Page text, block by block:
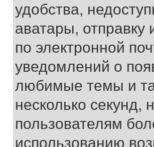
удобства,
аватары,
по электронной
уведомлений о
любимые темы и
несколько секунд,
пользователям
использованию